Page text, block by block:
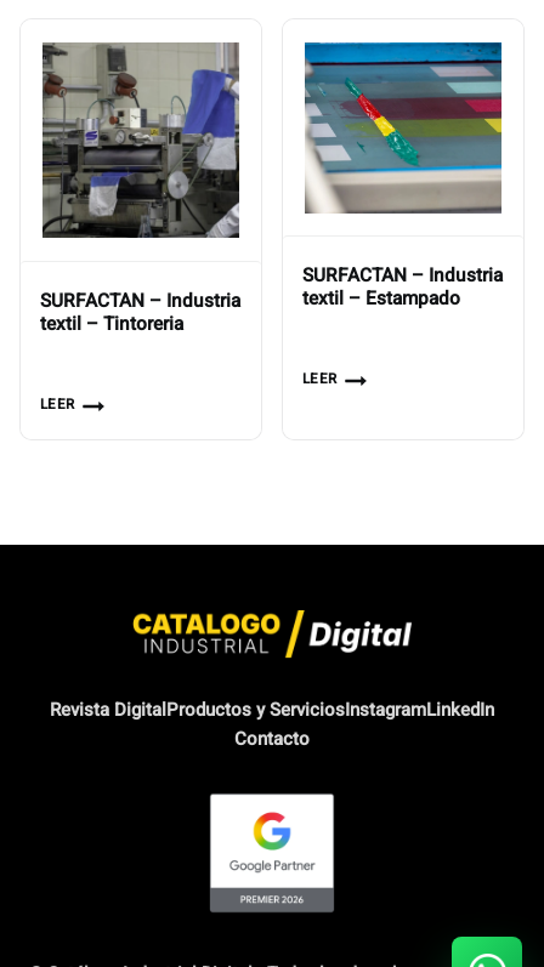
SURFACTAN – Industria
textil – Tintoreria
LEER
SURFACTAN – Industria
textil – Estampado
LEER
Revista DigitalProductos y ServiciosInstagramLinkedIn
Contacto